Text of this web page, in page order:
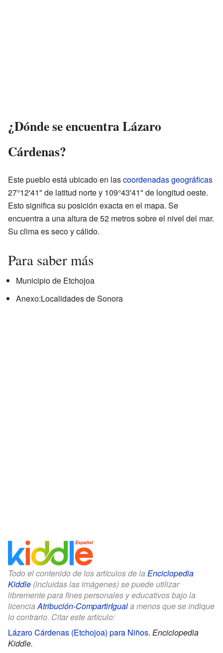
¿Dónde se encuentra Lázaro
Cárdenas?
Este pueblo está ubicado en lascoordenadas geográficas
27°12'41" de latitud norte y 109°43'41" de longitud oeste.
Esto significa su posición exacta en el mapa. Se
encuentra a una altura de 52 metros sobre el nivel del mar.
Su clima es seco y cálido.
Para saber más
Municipio de Etchojoa
Anexo:Localidades de Sonora
Todo el contenido de los artículos de la Enciclopedia
Kiddle (incluidas las imágenes) se puede utilizar
libremente para fines personales y educativos bajo la
licenciaAtribución-CompartirIguala menos que se indique
lo contrario. Citar este artículo:
Lázaro Cárdenas (Etchojoa) para Niños. Enciclopedia
Kiddle.